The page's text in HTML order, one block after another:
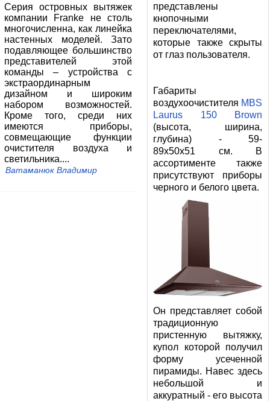
Серия островных вытяжек
компании Franke не столь
многочисленна, как линейка
настенных моделей. Зато
подавляющее большинство
представителей этой
команды – устройства с
экстраординарным
дизайном и широким
набором возможностей.
Кроме того, среди них
имеются приборы,
совмещающие функции
очистителя воздуха и
светильника....
Ватаманюк Владимир
представлены
кнопочными
переключателями,
которые также скрыты
от глаз пользователя.
Габариты
воздухоочистителя MBS
Laurus 150 Brown
(высота, ширина,
глубина) - 59-
89x50x51 см. В
ассортименте также
присутствуют приборы
черного и белого цвета.
Он представляет собой
традиционную
пристенную вытяжку,
купол которой получил
форму усеченной
пирамиды. Навес здесь
небольшой и
аккуратный - его высота